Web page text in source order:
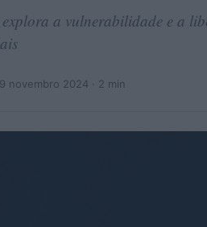
explora a vulnerabilidade e a
novembro 2024 · 2 min